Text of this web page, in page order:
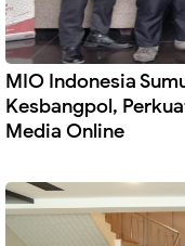
MIO Indonesia
Kesbangpol,
Media Online